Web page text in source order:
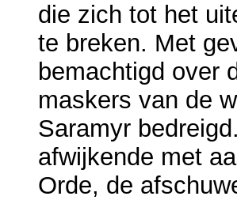
die zich tot het
te breken. Met
bemachtigd over
maskers van de
Saramyr
afwijkende met
Orde, de